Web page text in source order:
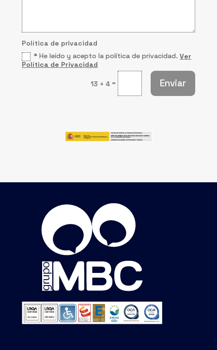
Política de privacidad
* He leído y acepto la política de privacidad.Ver
Política de Privacidad
13 + 4 = Enviar